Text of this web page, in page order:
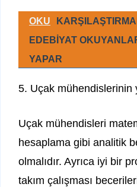
OKU
EDEBİYAT
YAPAR
5. Uçak mühendislerinin
Uçak mühendisleri
hesaplama gibi analitik
olmalıdır. Ayrıca iyi bir
takım çalışması